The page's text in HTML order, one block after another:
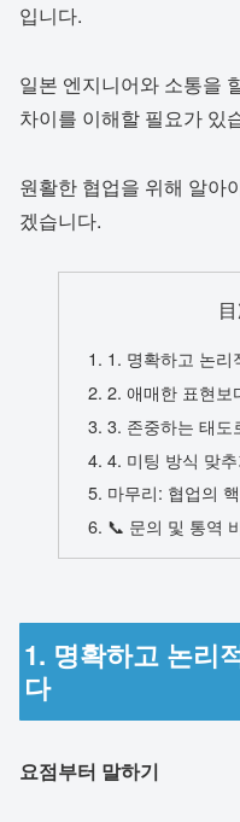
입니다.
일본 엔지니어와 소통을
차이를 이해할 필요가 있
원활한 협업을 위해 알아
겠습니다.
1. 명확하고 논
2. 애매한 표현보
3. 존중하는 태도
4. 미팅 방식 맞추
마무리: 협업의
📞 문의 및 통역
1. 명확하고 논리
다
요점부터 말하기